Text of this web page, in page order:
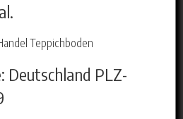
Teppichboden
PLZ-